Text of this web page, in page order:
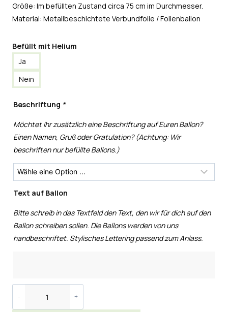
Größe: Im befüllten Zustand circa 75 cm im Durchmesser.
Material: Metallbeschichtete Verbundfolie / Folienballon
Befüllt mit Helium
Ja
Nein
Beschriftung *
Möchtet Ihr zusätzlich eine Beschriftung auf Euren Ballon?
Einen Namen, Gruß oder Gratulation? (Achtung: Wir
beschriften nur befüllte Ballons.)
Text auf Ballon
Bitte schreib in das Textfeld den Text, den wir für dich auf den
Ballon schreiben sollen. Die Ballons werden von uns
handbeschriftet. Stylisches Lettering passend zum Anlass.